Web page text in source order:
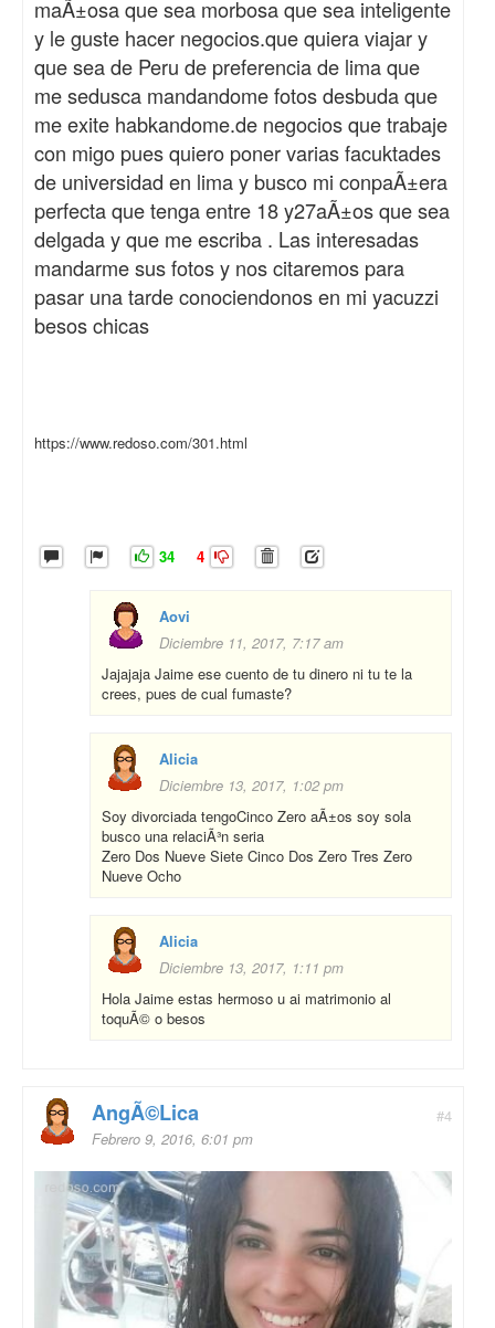
maÃ±osa que sea morbosa que sea inteligente
y le guste hacer negocios.que quiera viajar y
que sea de Peru de preferencia de lima que
me sedusca mandandome fotos desbuda que
me exite habkandome.de negocios que trabaje
con migo pues quiero poner varias facuktades
de universidad en lima y busco mi conpaÃ±era
perfecta que tenga entre 18 y27aÃ±os que sea
delgada y que me escriba . Las interesadas
mandarme sus fotos y nos citaremos para
pasar una tarde conociendonos en mi yacuzzi
besos chicas
https://www.redoso.com/301.html
34 4
Aovi
Diciembre 11, 2017, 7:17 am
Jajajaja Jaime ese cuento de tu dinero ni tu te la
crees, pues de cual fumaste?
Alicia
Diciembre 13, 2017, 1:02 pm
Soy divorciada tengoCinco Zero aÃ±os soy sola
busco una relaciÃ³n seria
Zero Dos Nueve Siete Cinco Dos Zero Tres Zero
Nueve Ocho
Alicia
Diciembre 13, 2017, 1:11 pm
Hola Jaime estas hermoso u ai matrimonio al
toquÃ© o besos
#4
AngÃ©lica
Febrero 9, 2016, 6:01 pm